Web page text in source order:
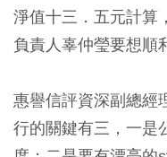
淨值十三．五元計算
負責人辜仲瑩要想順
惠譽信評資深副總經
行的關鍵有三，一是